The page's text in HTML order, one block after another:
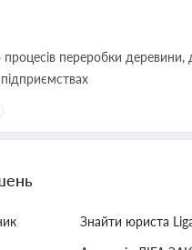
процесів переробки
Знайти юриста